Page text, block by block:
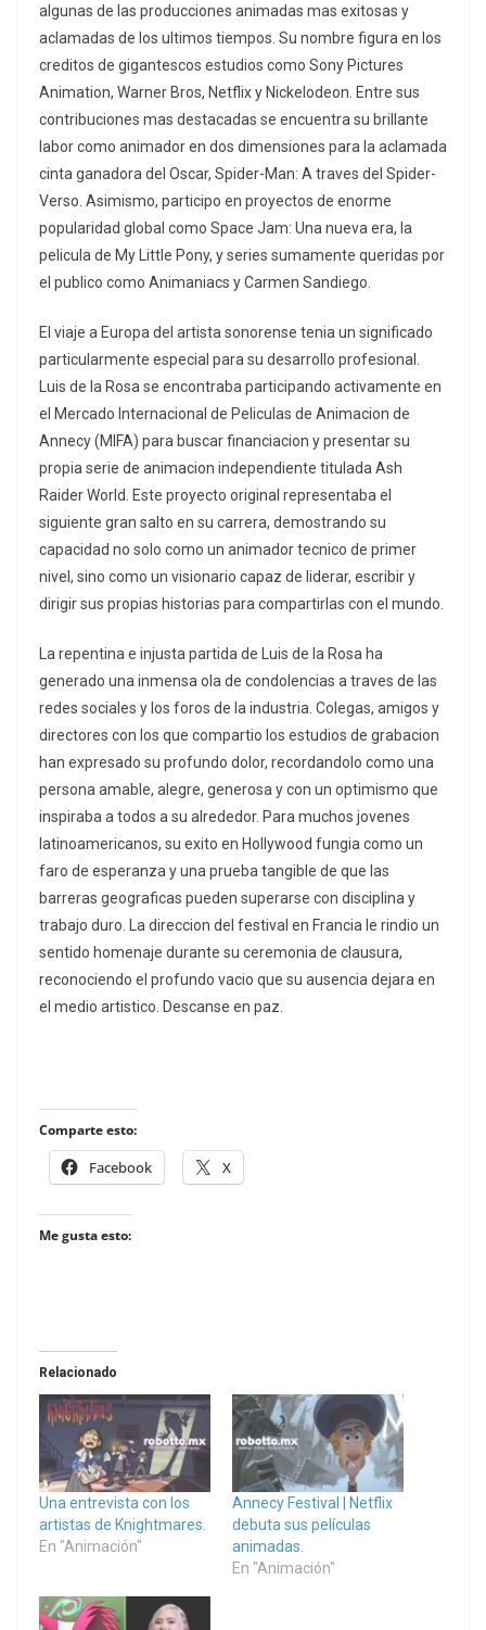
algunas de las producciones animadas mas exitosas y
aclamadas de los ultimos tiempos. Su nombre figura en los
creditos de gigantescos estudios como Sony Pictures
Animation, Warner Bros, Netflix y Nickelodeon. Entre sus
contribuciones mas destacadas se encuentra su brillante
labor como animador en dos dimensiones para la aclamada
cinta ganadora del Oscar, Spider-Man: A traves del Spider-
Verso. Asimismo, participo en proyectos de enorme
popularidad global como Space Jam: Una nueva era, la
pelicula de My Little Pony, y series sumamente queridas por
el publico como Animaniacs y Carmen Sandiego.
El viaje a Europa del artista sonorense tenia un significado
particularmente especial para su desarrollo profesional.
Luis de la Rosa se encontraba participando activamente en
el Mercado Internacional de Peliculas de Animacion de
Annecy (MIFA) para buscar financiacion y presentar su
propia serie de animacion independiente titulada Ash
Raider World. Este proyecto original representaba el
siguiente gran salto en su carrera, demostrando su
capacidad no solo como un animador tecnico de primer
nivel, sino como un visionario capaz de liderar, escribir y
dirigir sus propias historias para compartirlas con el mundo.
La repentina e injusta partida de Luis de la Rosa ha
generado una inmensa ola de condolencias a traves de las
redes sociales y los foros de la industria. Colegas, amigos y
directores con los que compartio los estudios de grabacion
han expresado su profundo dolor, recordandolo como una
persona amable, alegre, generosa y con un optimismo que
inspiraba a todos a su alrededor. Para muchos jovenes
latinoamericanos, su exito en Hollywood fungia como un
faro de esperanza y una prueba tangible de que las
barreras geograficas pueden superarse con disciplina y
trabajo duro. La direccion del festival en Francia le rindio un
sentido homenaje durante su ceremonia de clausura,
reconociendo el profundo vacio que su ausencia dejara en
el medio artistico. Descanse en paz.
Comparte esto:
Facebook X
Me gusta esto:
Relacionado
Una entrevista con los
artistas de Knightmares.
En "Animación"
Annecy Festival | Netflix
debuta sus películas
animadas.
En "Animación"